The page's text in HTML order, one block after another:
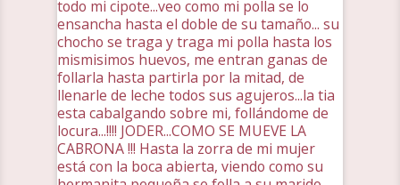
todo mi cipote...veo como mi polla se lo
ensancha hasta el doble de su tamaño... su
chocho se traga y traga mi polla hasta los
mismisimos huevos, me entran ganas de
follarla hasta partirla por la mitad, de
llenarle de leche todos sus agujeros...la tia
esta cabalgando sobre mi, follándome de
locura...!!!! JODER...COMO SE MUEVE LA
CABRONA !!! Hasta la zorra de mi mujer
está con la boca abierta, viendo como su